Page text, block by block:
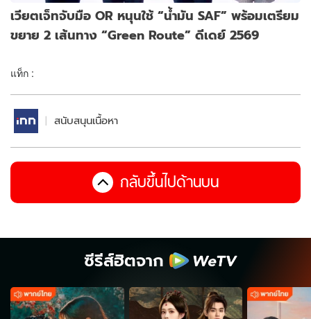
เวียตเจ็ทจับมือ OR หนุนใช้ “น้ำมัน SAF” พร้อมเตรียม
ขยาย 2 เส้นทาง “Green Route” ดีเดย์ 2569
แท็ก :
สนับสนุนเนื้อหา
กลับขึ้นไปด้านบน
ซีรีส์ฮิตจาก